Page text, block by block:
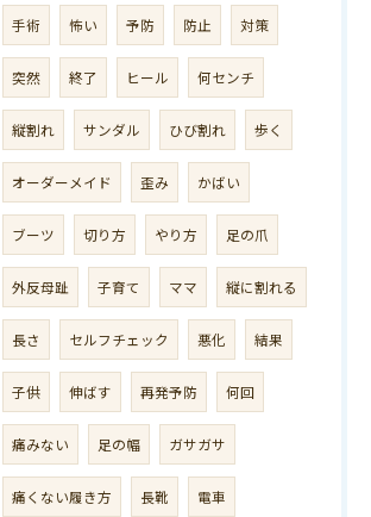
手術 怖い 予防 防止 対策
突然 終了 ヒール 何センチ
縦割れ サンダル ひび割れ 歩く
オーダーメイド 歪み かばい
ブーツ 切り方 やり方 足の爪
外反母趾 子育て ママ 縦に割れる
長さ セルフチェック 悪化 結果
子供 伸ばす 再発予防 何回
痛みない 足の幅 ガサガサ
痛くない履き方 長靴 電車